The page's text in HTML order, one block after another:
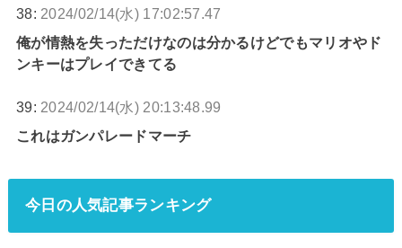
38: 2024/02/14(水) 17:02:57.47
俺が情熱を失っただけなのは分かるけどでもマリオやド
ンキーはプレイできてる
39: 2024/02/14(水) 20:13:48.99
これはガンパレードマーチ
今日の人気記事ランキング